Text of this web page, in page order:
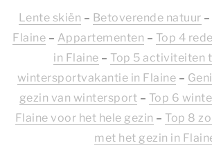
Lente skiën – Betoverende natuur –
Flaine – Appartementen – Top 4
in Flaine – Top 5 activiteiten
wintersportvakantie in Flaine –
gezin van wintersport – Top 6
Flaine voor het hele gezin – Top 8
met het gezin in